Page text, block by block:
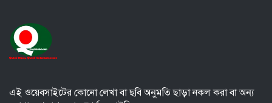
নোয়াখালীতে ৯৭৯০ ইয়াবাসহ দুই পাচারকারী গ্রেপ্তার
এই ওয়েবসাইটের কোনো লেখা বা ছবি অনুমতি ছাড়া নকল করা বা অন্য